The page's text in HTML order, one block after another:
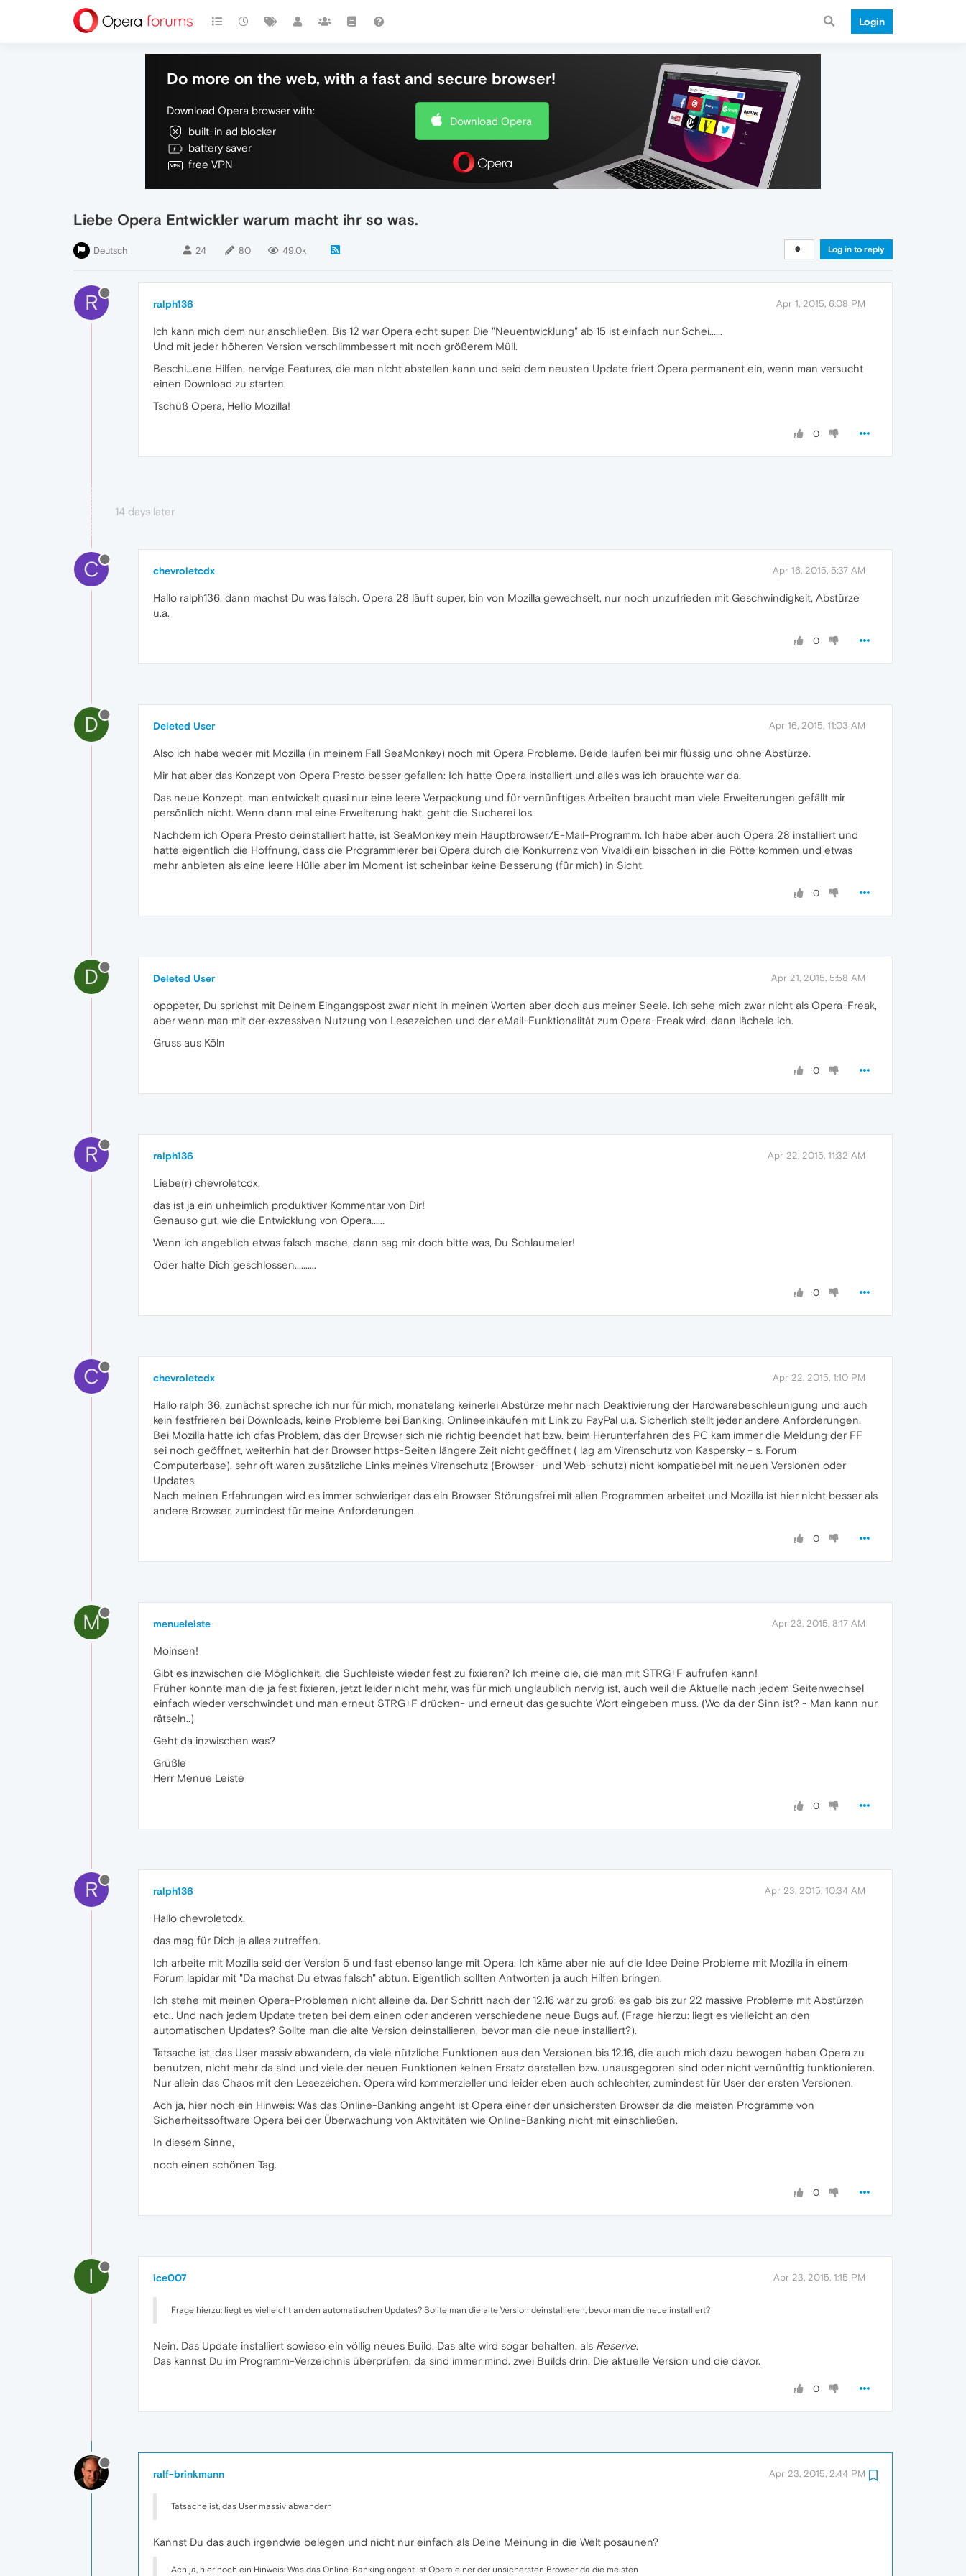
Login
Do more on the web, with a fast and secure browser!
Download Opera browser with:
built-in ad blocker
battery saver
free VPN
Download Opera
Liebe Opera Entwickler warum macht ihr so was.
Deutsch 24 80 49.0k Log in to reply
R ralph136 Apr 1, 2015, 6:08 PM
Ich kann mich dem nur anschließen. Bis 12 war Opera echt super. Die "Neuentwicklung" ab 15 ist einfach nur Schei......
Und mit jeder höheren Version verschlimmbessert mit noch größerem Müll.
Beschi...ene Hilfen, nervige Features, die man nicht abstellen kann und seid dem neusten Update friert Opera permanent ein, wenn man versucht
einen Download zu starten.
Tschüß Opera, Hello Mozilla!
0
14 days later
C chevroletcdx Apr 16, 2015, 5:37 AM
Hallo ralph136, dann machst Du was falsch. Opera 28 läuft super, bin von Mozilla gewechselt, nur noch unzufrieden mit Geschwindigkeit, Abstürze
u.a.
0
D Deleted User Apr 16, 2015, 11:03 AM
Also ich habe weder mit Mozilla (in meinem Fall SeaMonkey) noch mit Opera Probleme. Beide laufen bei mir flüssig und ohne Abstürze.
Mir hat aber das Konzept von Opera Presto besser gefallen: Ich hatte Opera installiert und alles was ich brauchte war da.
Das neue Konzept, man entwickelt quasi nur eine leere Verpackung und für vernünftiges Arbeiten braucht man viele Erweiterungen gefällt mir
persönlich nicht. Wenn dann mal eine Erweiterung hakt, geht die Sucherei los.
Nachdem ich Opera Presto deinstalliert hatte, ist SeaMonkey mein Hauptbrowser/E-Mail-Programm. Ich habe aber auch Opera 28 installiert und
hatte eigentlich die Hoffnung, dass die Programmierer bei Opera durch die Konkurrenz von Vivaldi ein bisschen in die Pötte kommen und etwas
mehr anbieten als eine leere Hülle aber im Moment ist scheinbar keine Besserung (für mich) in Sicht.
0
D Deleted User Apr 21, 2015, 5:58 AM
opppeter, Du sprichst mit Deinem Eingangspost zwar nicht in meinen Worten aber doch aus meiner Seele. Ich sehe mich zwar nicht als Opera-Freak,
aber wenn man mit der exzessiven Nutzung von Lesezeichen und der eMail-Funktionalität zum Opera-Freak wird, dann lächele ich.
Gruss aus Köln
0
R ralph136 Apr 22, 2015, 11:32 AM
Liebe(r) chevroletcdx,
das ist ja ein unheimlich produktiver Kommentar von Dir!
Genauso gut, wie die Entwicklung von Opera......
Wenn ich angeblich etwas falsch mache, dann sag mir doch bitte was, Du Schlaumeier!
Oder halte Dich geschlossen..........
0
C chevroletcdx Apr 22, 2015, 1:10 PM
Hallo ralph 36, zunächst spreche ich nur für mich, monatelang keinerlei Abstürze mehr nach Deaktivierung der Hardwarebeschleunigung und auch
kein festfrieren bei Downloads, keine Probleme bei Banking, Onlineeinkäufen mit Link zu PayPal u.a. Sicherlich stellt jeder andere Anforderungen.
Bei Mozilla hatte ich dfas Problem, das der Browser sich nie richtig beendet hat bzw. beim Herunterfahren des PC kam immer die Meldung der FF
sei noch geöffnet, weiterhin hat der Browser https-Seiten längere Zeit nicht geöffnet ( lag am Virenschutz von Kaspersky - s. Forum
Computerbase), sehr oft waren zusätzliche Links meines Virenschutz (Browser- und Web-schutz) nicht kompatiebel mit neuen Versionen oder
Updates.
Nach meinen Erfahrungen wird es immer schwieriger das ein Browser Störungsfrei mit allen Programmen arbeitet und Mozilla ist hier nicht besser als
andere Browser, zumindest für meine Anforderungen.
0
M menueleiste Apr 23, 2015, 8:17 AM
Moinsen!
Gibt es inzwischen die Möglichkeit, die Suchleiste wieder fest zu fixieren? Ich meine die, die man mit STRG+F aufrufen kann!
Früher konnte man die ja fest fixieren, jetzt leider nicht mehr, was für mich unglaublich nervig ist, auch weil die Aktuelle nach jedem Seitenwechsel
einfach wieder verschwindet und man erneut STRG+F drücken- und erneut das gesuchte Wort eingeben muss. (Wo da der Sinn ist? ~ Man kann nur
rätseln..)
Geht da inzwischen was?
Grüßle
Herr Menue Leiste
0
R ralph136 Apr 23, 2015, 10:34 AM
Hallo chevroletcdx,
das mag für Dich ja alles zutreffen.
Ich arbeite mit Mozilla seid der Version 5 und fast ebenso lange mit Opera. Ich käme aber nie auf die Idee Deine Probleme mit Mozilla in einem
Forum lapidar mit "Da machst Du etwas falsch" abtun. Eigentlich sollten Antworten ja auch Hilfen bringen.
Ich stehe mit meinen Opera-Problemen nicht alleine da. Der Schritt nach der 12.16 war zu groß; es gab bis zur 22 massive Probleme mit Abstürzen
etc.. Und nach jedem Update treten bei dem einen oder anderen verschiedene neue Bugs auf. (Frage hierzu: liegt es vielleicht an den
automatischen Updates? Sollte man die alte Version deinstallieren, bevor man die neue installiert?).
Tatsache ist, das User massiv abwandern, da viele nützliche Funktionen aus den Versionen bis 12.16, die auch mich dazu bewogen haben Opera zu
benutzen, nicht mehr da sind und viele der neuen Funktionen keinen Ersatz darstellen bzw. unausgegoren sind oder nicht vernünftig funktionieren.
Nur allein das Chaos mit den Lesezeichen. Opera wird kommerzieller und leider eben auch schlechter, zumindest für User der ersten Versionen.
Ach ja, hier noch ein Hinweis: Was das Online-Banking angeht ist Opera einer der unsichersten Browser da die meisten Programme von
Sicherheitssoftware Opera bei der Überwachung von Aktivitäten wie Online-Banking nicht mit einschließen.
In diesem Sinne,
noch einen schönen Tag.
0
I ice007 Apr 23, 2015, 1:15 PM
Frage hierzu: liegt es vielleicht an den automatischen Updates? Sollte man die alte Version deinstallieren, bevor man die neue installiert?
Nein. Das Update installiert sowieso ein völlig neues Build. Das alte wird sogar behalten, als Reserve.
Das kannst Du im Programm-Verzeichnis überprüfen; da sind immer mind. zwei Builds drin: Die aktuelle Version und die davor.
0
ralf-brinkmann Apr 23, 2015, 2:44 PM
Tatsache ist, das User massiv abwandern
Kannst Du das auch irgendwie belegen und nicht nur einfach als Deine Meinung in die Welt posaunen?
Ach ja, hier noch ein Hinweis: Was das Online-Banking angeht ist Opera einer der unsichersten Browser da die meisten